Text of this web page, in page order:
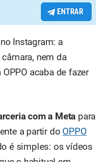
ENTRAR
Instagram: a
nem da
acaba de fazer
com a Meta para
a partir do OPPO
é simples: os vídeos